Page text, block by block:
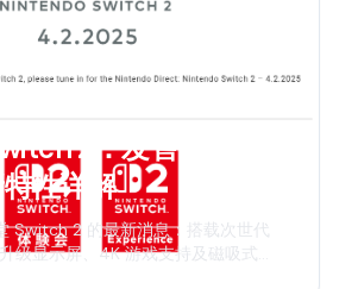
2：发售日期、规
特性详解
Switch 2 的最新消息：搭载次世代
级显示屏、4K 游戏支持及磁吸式